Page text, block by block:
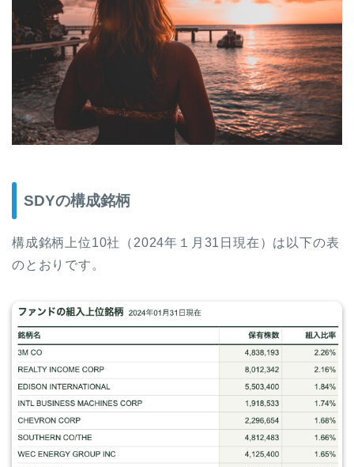
SDYの構成銘柄
構成銘柄上位10社（2024年１月31日現在）は以下の表
のとおりです。